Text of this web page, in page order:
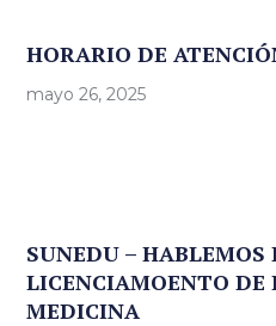
HORARIO DE
mayo 26, 2025
SUNEDU – HABLEMOS
LICENCIAMOENTO DE
MEDICINA